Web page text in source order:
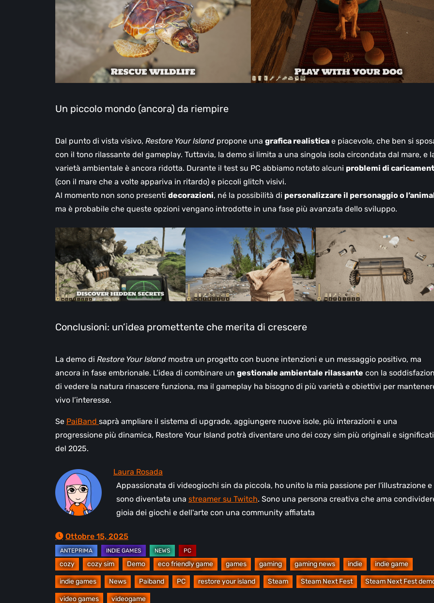
Un piccolo mondo (ancora) da riempire
Dal punto di vista visivo, Restore Your Island propone una grafica realistica e piacevole, che ben si
con il tono rilassante del gameplay. Tuttavia, la demo si limita a una singola isola circondata dal mare, e
varietà ambientale è ancora ridotta. Durante il test su PC abbiamo notato alcuni problemi di
(con il mare che a volte appariva in ritardo) e piccoli glitch visivi.
Al momento non sono presenti decorazioni, né la possibilità di personalizzare il personaggio o
ma è probabile che queste opzioni vengano introdotte in una fase più avanzata dello sviluppo.
Conclusioni: un’idea promettente che merita di crescere
La demo di Restore Your Island mostra un progetto con buone intenzioni e un messaggio positivo, ma
ancora in fase embrionale. L’idea di combinare un gestionale ambientale rilassante con la
di vedere la natura rinascere funziona, ma il gameplay ha bisogno di più varietà e obiettivi per
vivo l’interesse.
Se PaiBand saprà ampliare il sistema di upgrade, aggiungere nuove isole, più interazioni e una
progressione più dinamica, Restore Your Island potrà diventare uno dei cozy sim più originali e
del 2025.
Appassionata di videogiochi sin da piccola, ho unito la mia passione per l'illustrazione e
sono diventata una streamer su Twitch. Sono una persona creativa che ama
gioia dei giochi e dell'arte con una community affiatata
Ottobre 15, 2025
cozy cozy sim Demo eco friendly game games gaming gaming news indie indie game
indie games News Paiband PC restore your island Steam Steam Next Fest Steam Next Fest
video games videogame